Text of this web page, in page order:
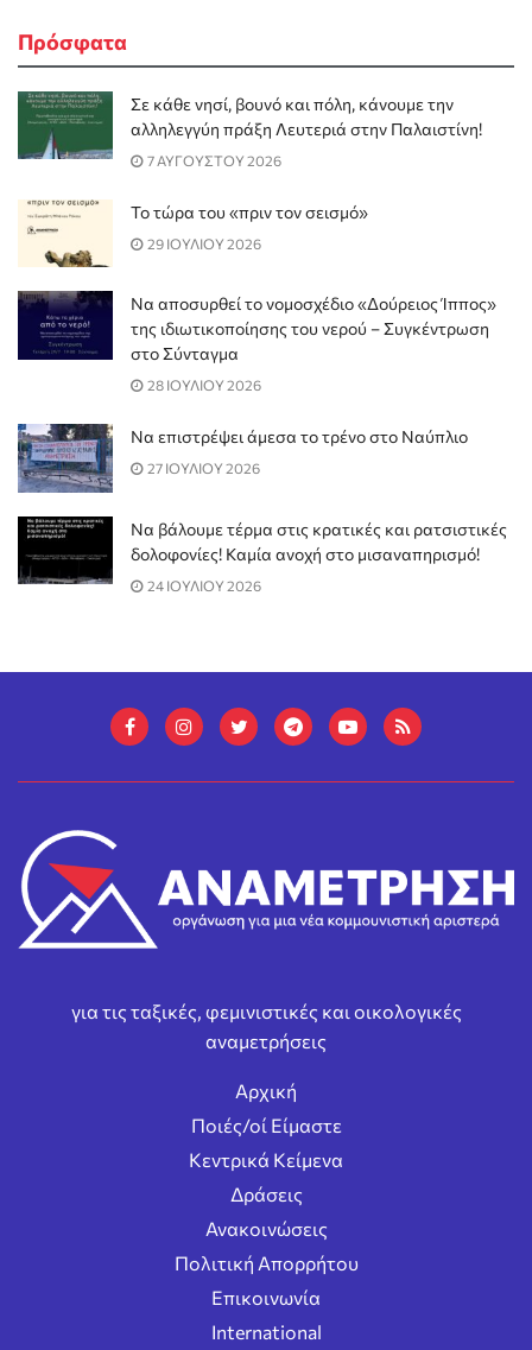
Πρόσφατα
Σε κάθε νησί, βουνό και πόλη, κάνουμε την
αλληλεγγύη πράξη Λευτεριά στην Παλαιστίνη!
7 ΑΥΓΟΥΣΤΟΥ 2026
Το τώρα του «πριν τον σεισμό»
29 ΙΟΥΛΙΟΥ 2026
Να αποσυρθεί το νομοσχέδιο «Δούρειος Ίππος»
της ιδιωτικοποίησης του νερού – Συγκέντρωση
στο Σύνταγμα
28 ΙΟΥΛΙΟΥ 2026
Να επιστρέψει άμεσα το τρένο στο Ναύπλιο
27 ΙΟΥΛΙΟΥ 2026
Να βάλουμε τέρμα στις κρατικές και ρατσιστικές
δολοφονίες! Καμία ανοχή στο μισαναπηρισμό!
24 ΙΟΥΛΙΟΥ 2026
για τις ταξικές, φεμινιστικές και οικολογικές
αναμετρήσεις
Αρχική
Ποιές/οί Είμαστε
Κεντρικά Κείμενα
Δράσεις
Ανακοινώσεις
Πολιτική Απορρήτου
Επικοινωνία
International